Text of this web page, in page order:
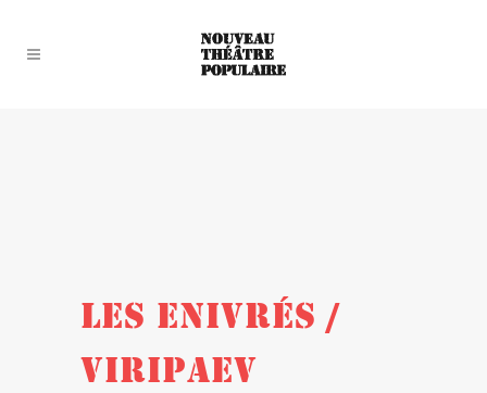
LES ENIVRÉS /
VIRIPAEV